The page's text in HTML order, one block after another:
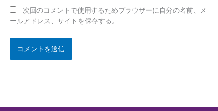
次回のコメントで使用するためブラウザーに自分の名前、メ
ールアドレス、サイトを保存する。